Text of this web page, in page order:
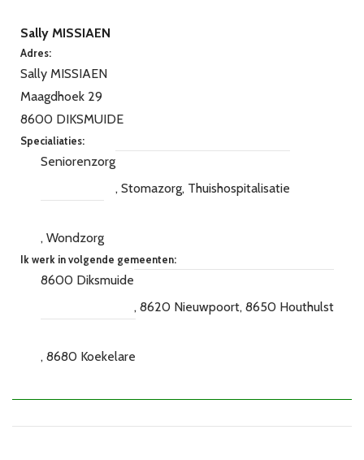
Sally MISSIAEN
Adres:
Sally MISSIAEN
Maagdhoek 29
8600 DIKSMUIDE
Specialiaties:
Seniorenzorg
Stomazorg Thuishospitalisatie
Wondzorg
Ik werk in volgende gemeenten:
8600 Diksmuide
8620 Nieuwpoort 8650 Houthulst
8680 Koekelare